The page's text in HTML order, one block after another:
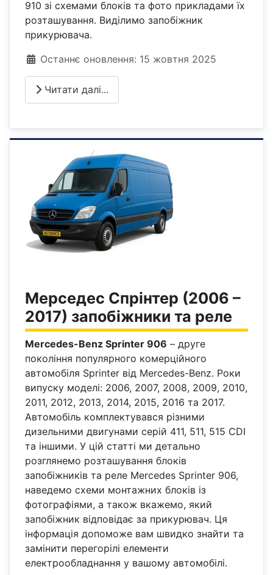
910 зі схемами блоків та фото прикладами їх
розташування. Виділимо запобіжник
прикурювача.
Деталі
Останнє оновлення: 15 жовтня 2025
Читати далі...
Мерседес Спрінтер (2006 –
2017) запобіжники та реле
Mercedes-Benz Sprinter 906 – друге
покоління популярного комерційного
автомобіля Sprinter від Mercedes-Benz. Роки
випуску моделі: 2006, 2007, 2008, 2009, 2010,
2011, 2012, 2013, 2014, 2015, 2016 та 2017.
Автомобіль комплектувався різними
дизельними двигунами серій 411, 511, 515 CDI
та іншими. У цій статті ми детально
розглянемо розташування блоків
запобіжників та реле Mercedes Sprinter 906,
наведемо схеми монтажних блоків із
фотографіями, а також вкажемо, який
запобіжник відповідає за прикурювач. Ця
інформація допоможе вам швидко знайти та
замінити перегорілі елементи
електрообладнання у вашому автомобілі.